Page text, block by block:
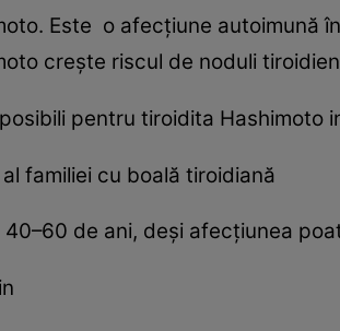
Este o afecțiune autoimună
crește riscul de noduli
pentru tiroidita Hashimoto
familiei cu boală tiroidiană
de ani, deși afecțiunea